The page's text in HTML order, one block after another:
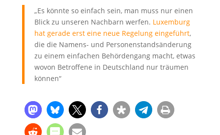
„Es könnte so einfach sein, man muss nur einen
Blick zu unseren Nachbarn werfen. Luxemburg
hat gerade erst eine neue Regelung eingeführt,
die die Namens- und Personenstandsänderung
zu einem einfachen Behördengang macht, etwas
wovon Betroffene in Deutschland nur träumen
können“